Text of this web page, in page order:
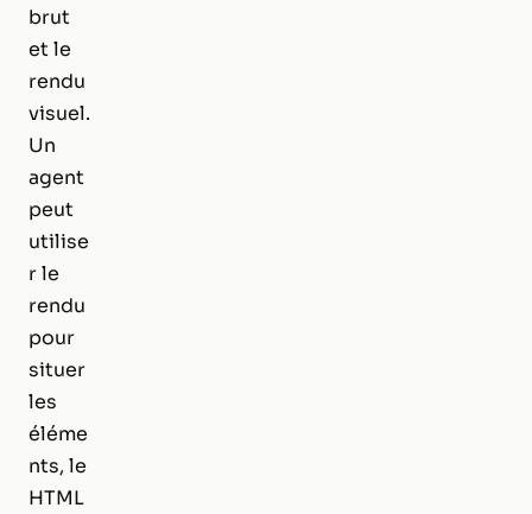
brut
et le
rendu
visuel.
Un
agent
peut
utilise
r le
rendu
pour
situer
les
éléme
nts, le
HTML